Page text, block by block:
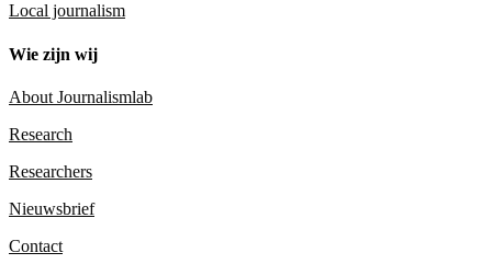
Local journalism
Wie zijn wij
About Journalismlab
Research
Researchers
Nieuwsbrief
Contact